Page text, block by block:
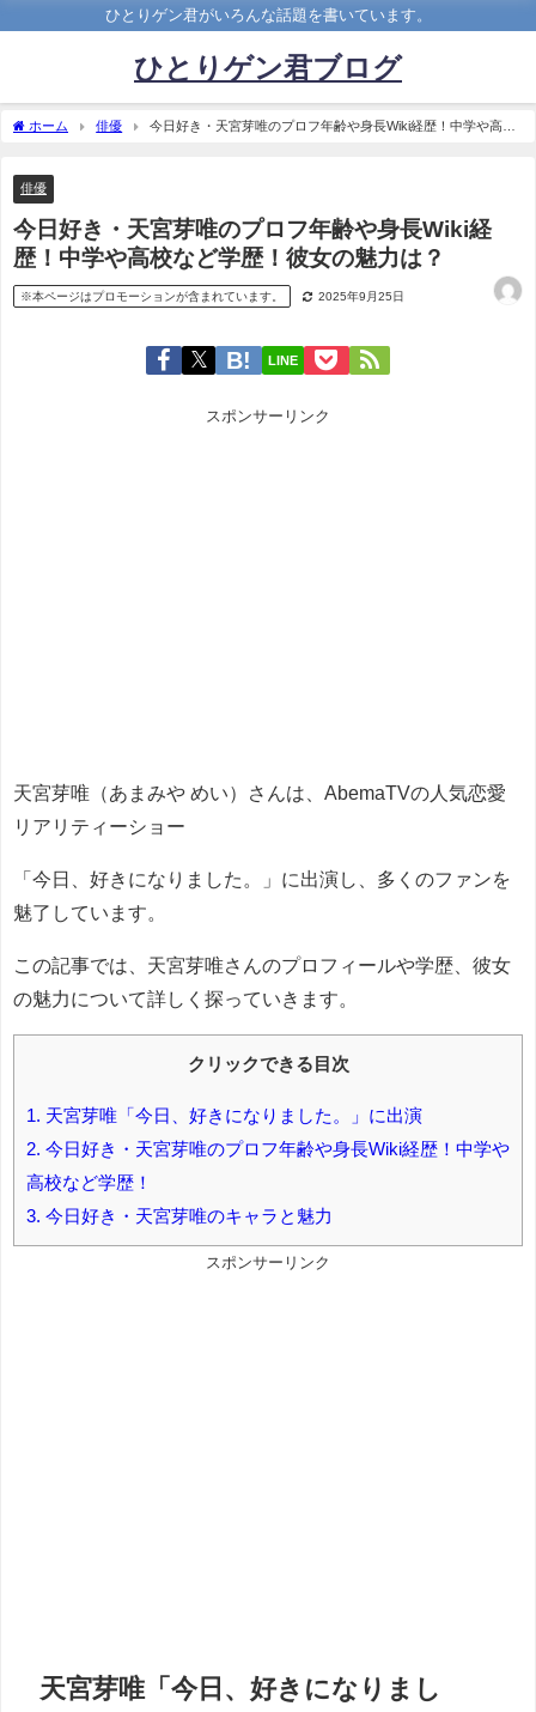
ひとりゲン君がいろんな話題を書いています。
ひとりゲン君ブログ
ホーム 俳優
今日好き・天宮芽唯のプロフ年齢や身長Wiki経歴！中学や高校
俳優
今日好き・天宮芽唯のプロフ年齢や身長Wiki経
歴！中学や高校など学歴！彼女の魅力は？
※本ページはプロモーションが含まれています。 2025年9月25日
LINE
スポンサーリンク
天宮芽唯（あまみや めい）さんは、AbemaTVの人気恋愛
リアリティーショー
「今日、好きになりました。」に出演し、多くのファンを
魅了しています。
この記事では、天宮芽唯さんのプロフィールや学歴、彼女
の魅力について詳しく探っていきます。
クリックできる目次
1. 天宮芽唯「今日、好きになりました。」に出演
2. 今日好き・天宮芽唯のプロフ年齢や身長Wiki経歴！中学や
高校など学歴！
3. 今日好き・天宮芽唯のキャラと魅力
スポンサーリンク
天宮芽唯「今日、好きになりまし